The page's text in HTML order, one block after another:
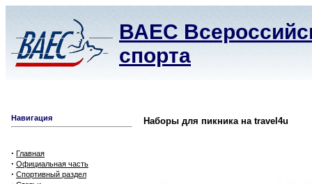
ВАЕС
спорта
Навигация
· Главная
· Официальная часть
· Спортивный раздел
Наборы для пикника на travel4u